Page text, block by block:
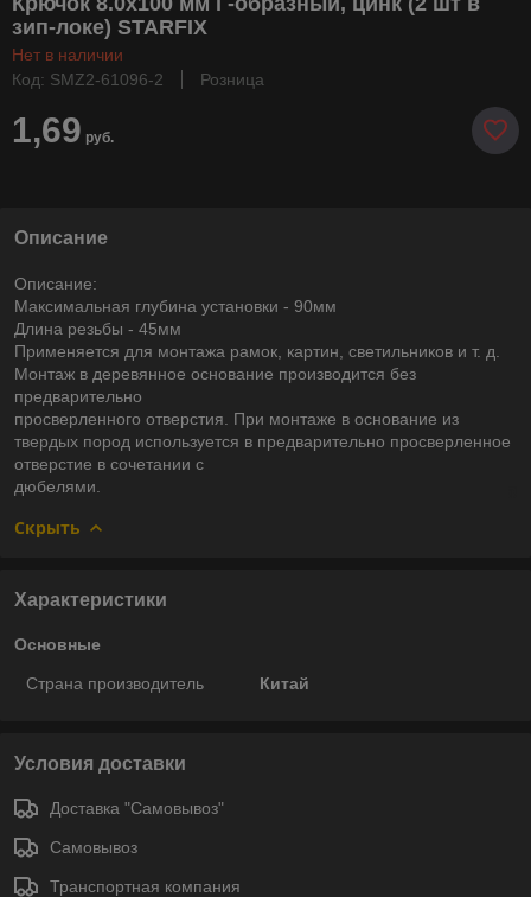
зип-локе) STARFIX
Нет в наличии
Код: SMZ2-61096-2
Розница
1,69 руб.
Описание
Описание:
Максимальная глубина установки - 90мм
Длина резьбы - 45мм
Применяется для монтажа рамок, картин, светильников и т. д.
Монтаж в деревянное основание производится без
предварительно
просверленного отверстия. При монтаже в основание из
твердых пород используется в предварительно просверленное
отверстие в сочетании с
дюбелями.
Скрыть
Характеристики
Основные
Страна производитель Китай
Условия доставки
Доставка "Самовывоз"
Самовывоз
Транспортная компания